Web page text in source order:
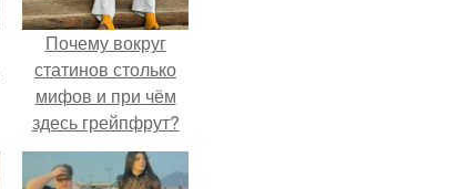
Почему вокруг
статинов столько
мифов и при чём
здесь грейпфрут?